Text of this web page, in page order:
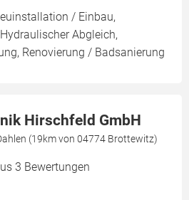
/ Einbau,
Abgleich,
Renovierung / Badsanierung
Hirschfeld GmbH
(19km von 04774 Brottewitz)
3 Bewertungen